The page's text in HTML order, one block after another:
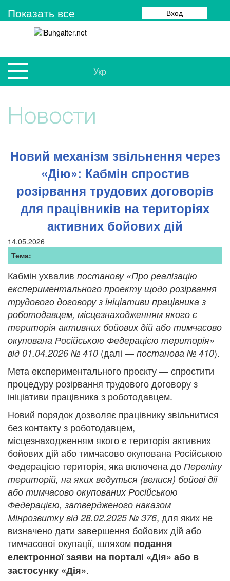
Показать все Вход
Укр
Новости
Новий механізм звільнення через
«Дію»: Кабмін спростив
розірвання трудових договорів
для працівників на територіях
активних бойових дій
14.05.2026
Тема:
Кабмін ухвалив постанову «Про реалізацію
експериментального проекту щодо розірвання
трудового договору з ініціативи працівника з
роботодавцем, місцезнаходженням якого є
територія активних бойових дій або тимчасово
окупована Російською Федерацією територія»
від 01.04.2026 № 410 (далі — постанова № 410).
Мета експериментального проєкту — спростити
процедуру розірвання трудового договору з
ініціативи працівника з роботодавцем.
Новий порядок дозволяє працівнику звільнитися
без контакту з роботодавцем,
місцезнаходженням якого є територія активних
бойових дій або тимчасово окупована Російською
Федерацією територія, яка включена до Переліку
територій, на яких ведуться (велися) бойові дії
або тимчасово окупованих Російською
Федерацією, затвердженого наказом
Мінрозвитку від 28.02.2025 № 376, для яких не
визначено дати завершення бойових дій або
тимчасової окупації, шляхом подання
електронної заяви на порталі «Дія» або в
застосунку «Дія».